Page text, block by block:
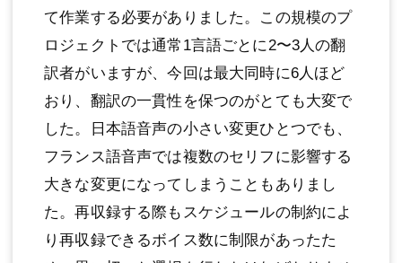
て作業する必要がありました。この規模のプ
ロジェクトでは通常1言語ごとに2〜3人の翻
訳者がいますが、今回は最大同時に6人ほど
おり、翻訳の一貫性を保つのがとても大変で
した。日本語音声の小さい変更ひとつでも、
フランス語音声では複数のセリフに影響する
大きな変更になってしまうこともありまし
た。再収録する際もスケジュールの制約によ
り再収録できるボイス数に制限があったた